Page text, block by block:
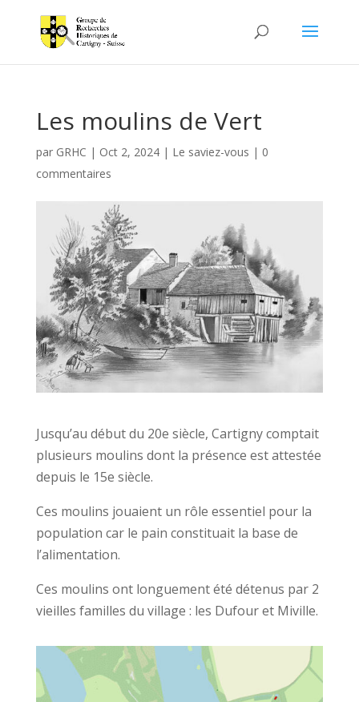
Les moulins de Vert
par GRHC | Oct 2, 2024| Le saviez-vous | 0
commentaires
Jusqu’au début du 20e siècle, Cartigny comptait
plusieurs moulins dont la présence est attestée
depuis le 15e siècle.
Ces moulins jouaient un rôle essentiel pour la
population car le pain constituait la base de
l’alimentation.
Ces moulins ont longuement été détenus par 2
vieilles familles du village : les Dufour et Miville.